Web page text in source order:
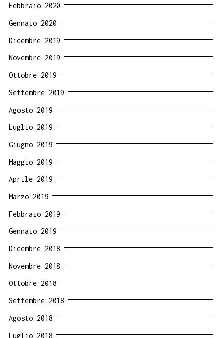
Febbraio 2020
Gennaio 2020
Dicembre 2019
Novembre 2019
Ottobre 2019
Settembre 2019
Agosto 2019
Luglio 2019
Giugno 2019
Maggio 2019
Aprile 2019
Marzo 2019
Febbraio 2019
Gennaio 2019
Dicembre 2018
Novembre 2018
Ottobre 2018
Settembre 2018
Agosto 2018
Luglio 2018